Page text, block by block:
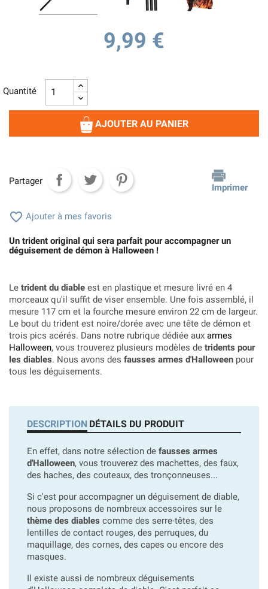
9,99 €
Quantité
AJOUTER AU PANIER
Partager
Imprimer
 Ajouter à mes favoris
Un trident original qui sera parfait pour accompagner un
déguisement de démon à Halloween !
Le trident du diable est en plastique et mesure livré en 4
morceaux qu'il suffit de viser ensemble. Une fois assemblé, il
mesure 117 cm et la fourche mesure environ 22 cm de largeur.
Le bout du trident est noire/dorée avec une tête de démon et
trois pics acérés. Dans notre rubrique dédiée aux armes
Halloween, vous trouverez plusieurs modèles de tridents pour
les diables. Nous avons des fausses armes d'Halloween pour
tous les déguisements.
DESCRIPTION DÉTAILS DU PRODUIT
En effet, dans notre sélection de fausses armes
d'Halloween, vous trouverez des machettes, des faux,
des haches, des couteaux, des tronçonneuses...
Si c'est pour accompagner un déguisement de diable,
nous proposons de nombreux accessoires sur le
thème des diables comme des serre-têtes, des
lentilles de contact rouges, des perruques, du
maquillage, des cornes, des capes ou encore des
masques.
Il existe aussi de nombreux déguisements